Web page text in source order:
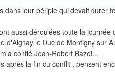
dans leur périple qui devait durer
aussi déroulées toute la journée
le Duc de Montigny sur
confié Jean-Robert Bazot...
après la fin du conflit , pensent